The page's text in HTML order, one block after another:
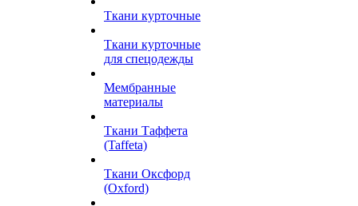
Ткани курточные
Ткани курточные
для спецодежды
Мембранные
материалы
Ткани Таффета
(Taffeta)
Ткани Оксфорд
(Oxford)